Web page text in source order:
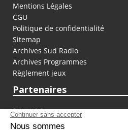
Mentions Légales
CGU
Politique de confidentialité
Sitemap
Archives Sud Radio
Archives Programmes
Règlement jeux
Partenaires
fiducial.fr
lyoncapitale.fr